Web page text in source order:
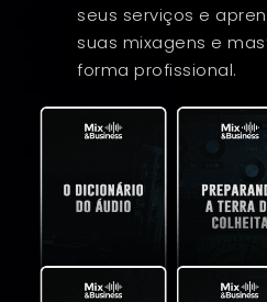
seus serviços e
suas mixagens e
forma profissional.